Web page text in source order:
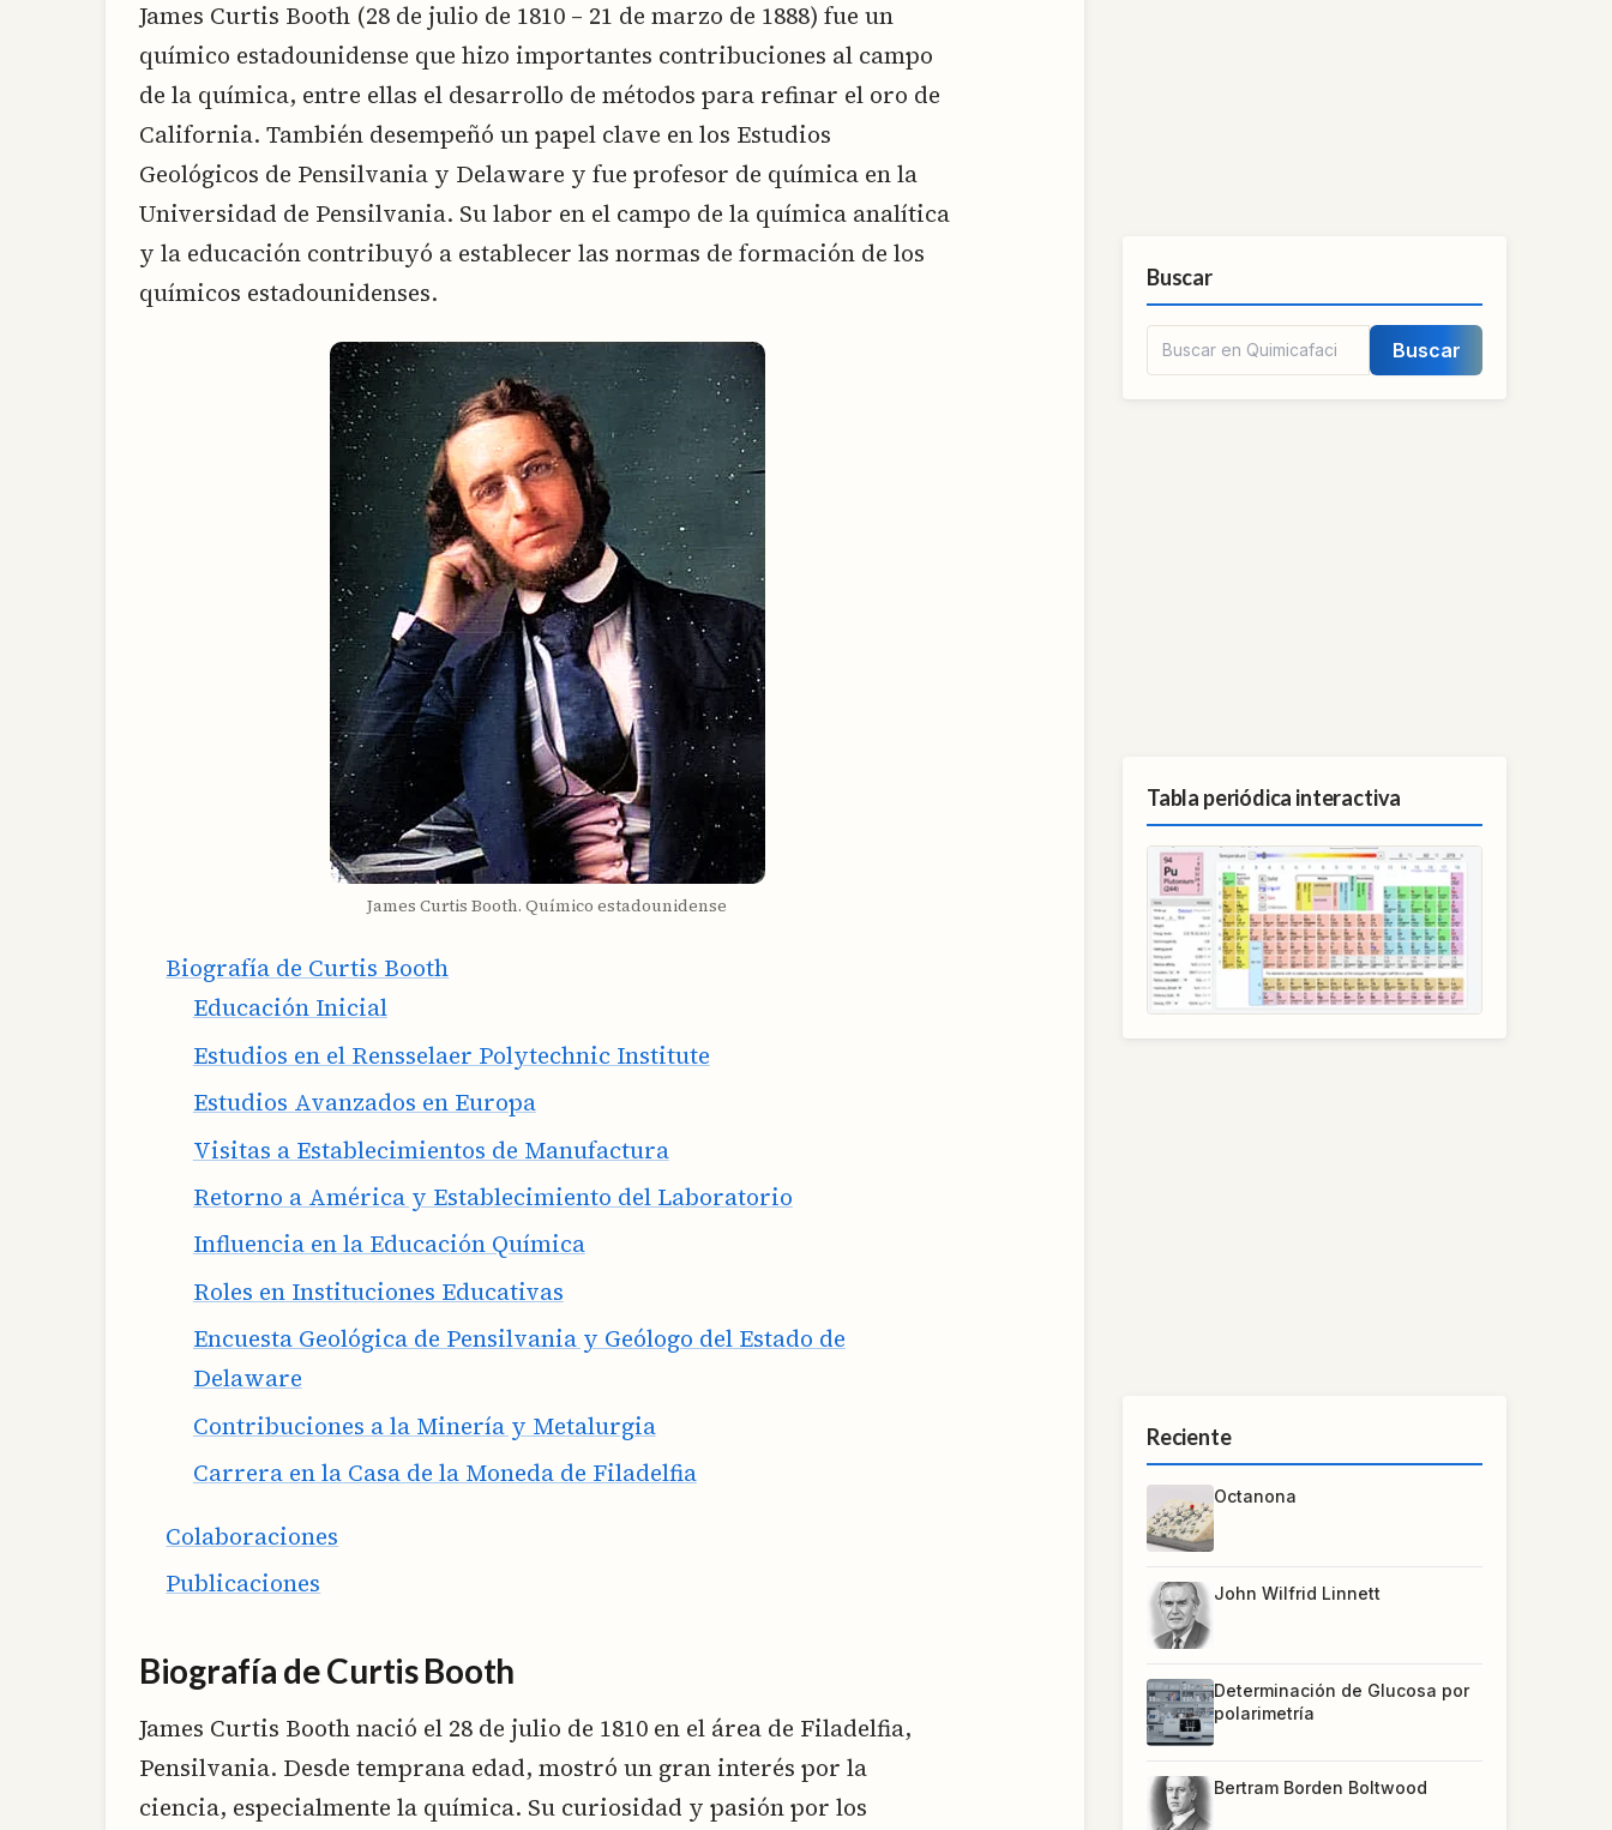
James Curtis Booth (28 de julio de 1810 – 21 de marzo de 1888) fue un
químico estadounidense que hizo importantes contribuciones al campo
de la química, entre ellas el desarrollo de métodos para refinar el oro de
California. También desempeñó un papel clave en los Estudios
Geológicos de Pensilvania y Delaware y fue profesor de química en la
Universidad de Pensilvania. Su labor en el campo de la química analítica
y la educación contribuyó a establecer las normas de formación de los
químicos estadounidenses.
James Curtis Booth. Químico estadounidense
Biografía de Curtis Booth
Educación Inicial
Estudios en el Rensselaer Polytechnic Institute
Estudios Avanzados en Europa
Visitas a Establecimientos de Manufactura
Retorno a América y Establecimiento del Laboratorio
Influencia en la Educación Química
Roles en Instituciones Educativas
Encuesta Geológica de Pensilvania y Geólogo del Estado de
Delaware
Contribuciones a la Minería y Metalurgia
Carrera en la Casa de la Moneda de Filadelfia
Colaboraciones
Publicaciones
Biografía de Curtis Booth
James Curtis Booth nació el 28 de julio de 1810 en el área de Filadelfia,
Pensilvania. Desde temprana edad, mostró un gran interés por la
ciencia, especialmente la química. Su curiosidad y pasión por los
Buscar
Buscar
Tabla periódica interactiva
Reciente
Octanona
John Wilfrid Linnett
Determinación de Glucosa por
polarimetría
Bertram Borden Boltwood